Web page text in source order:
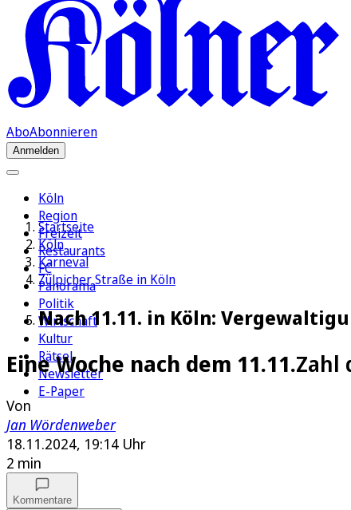
AboAbonnieren
Anmelden
Köln
Region
Freizeit
Restaurants
FC
Panorama
Politik
Wirtschaft
Kultur
Rätsel
Newsletter
E-Paper
Startseite
Köln
Karneval
Zülpicher Straße in Köln
Nach 11.11. in Köln:
Eine Woche nach dem 11.11.Zahl
Von
Jan Wördenweber
18.11.2024, 19:14 Uhr
2 min
Kommentare